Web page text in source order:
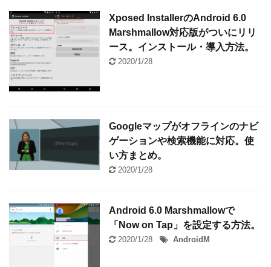
Xposed InstallerのAndroid 6.0
Marshmallow対応版がついにリリ
ース。インストール・導入方法。
2020/1/28
Googleマップがオフラインのナビ
ゲーションや検索機能に対応。使
い方まとめ。
2020/1/28
Android 6.0 Marshmallowで
「Now on Tap」を設定する方法。
2020/1/28 AndroidM